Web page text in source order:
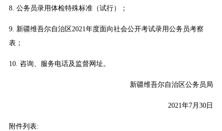
8. 公务员录用体检特殊标准（试行）；
9. 新疆维吾尔自治区2021年度面向社会公开考试录用公务员考察
表；
10. 咨询、服务电话及监督网址。
新疆维吾尔自治区公务员局
2021年7月30日
附件列表: